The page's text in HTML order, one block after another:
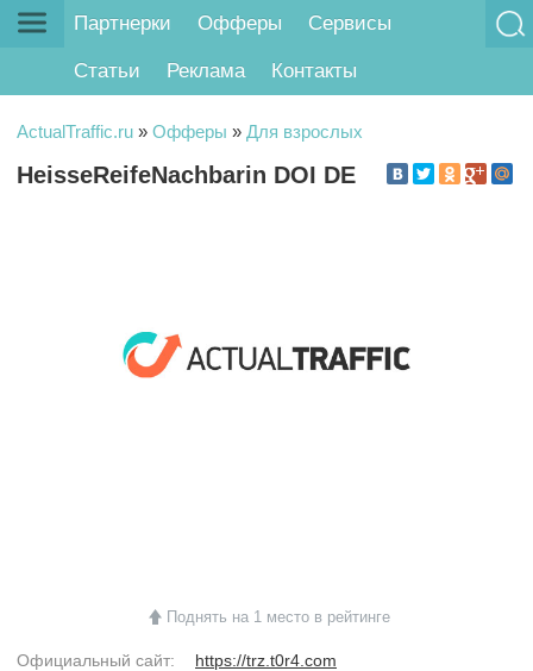
Партнерки Офферы Сервисы
Статьи Реклама Контакты
ActualTraffic.ru » Офферы » Для взрослых
HeisseReifeNachbarin DOI DE
Поднять на 1 место в рейтинге
Официальный сайт:
https://trz.t0r4.com